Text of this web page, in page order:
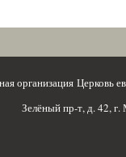
организация
Зелёный пр-т, д. 42,